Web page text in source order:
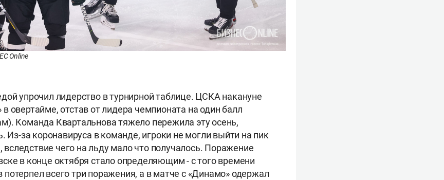
Online
упрочил лидерство в турнирной таблице. ЦСКА накануне
в овертайме, отстав от лидера чемпионата на один балл
Команда Квартальнова тяжело пережила эту осень,
Из-за коронавируса в команде, игроки не могли выйти на пик
чего на льду мало что получалось. Поражение
в конце октября стало определяющим - с того времени
потерпел всего три поражения, а в матче с «Динамо» одержал